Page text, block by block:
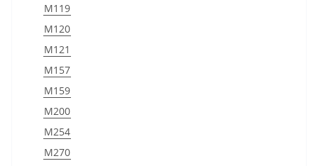
M119
M120
M121
M157
M159
M200
M254
M270